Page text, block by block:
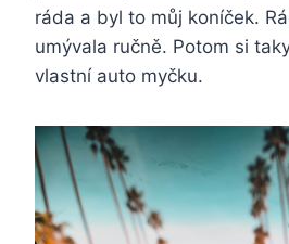
ráda a byl to můj koníček.
umývala ručně. Potom si
vlastní auto myčku.